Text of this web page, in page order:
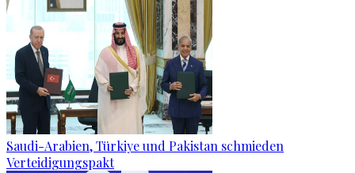
Saudi-Arabien, Türkiye und Pakistan schmieden
Verteidigungspakt